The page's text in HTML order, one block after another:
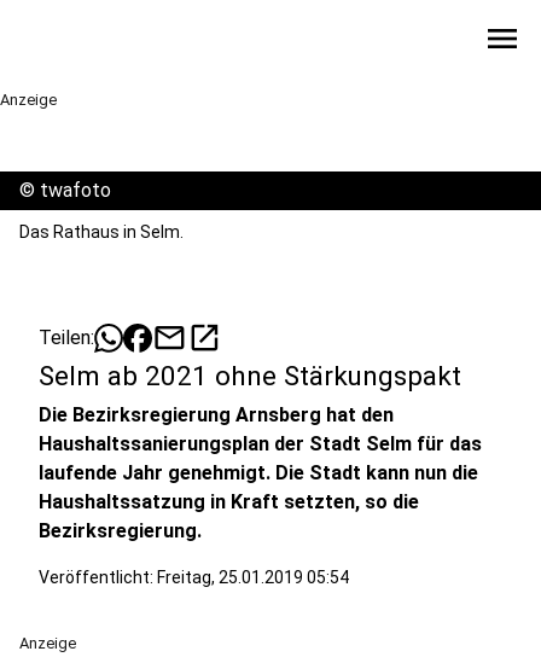
menu
Anzeige
© twafoto
Das Rathaus in Selm.
Teilen: mailopen_in_new
Selm ab 2021 ohne Stärkungspakt
Die Bezirksregierung Arnsberg hat den
Haushaltssanierungsplan der Stadt Selm für das
laufende Jahr genehmigt. Die Stadt kann nun die
Haushaltssatzung in Kraft setzten, so die
Bezirksregierung.
Veröffentlicht: Freitag, 25.01.2019 05:54
Anzeige